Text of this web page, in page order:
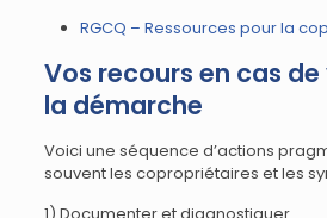
RGCQ – Ressources pour la
Vos recours en cas
la démarche
Voici une séquence d’actions
souvent les copropriétaires et les